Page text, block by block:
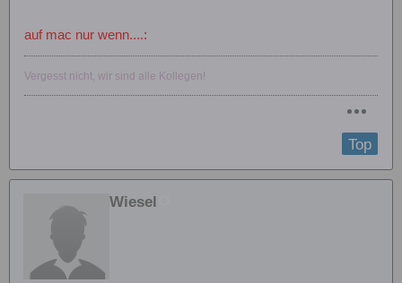
auf mac nur wenn....:
Vergesst nicht, wir sind alle Kollegen!
Top
Wiesel